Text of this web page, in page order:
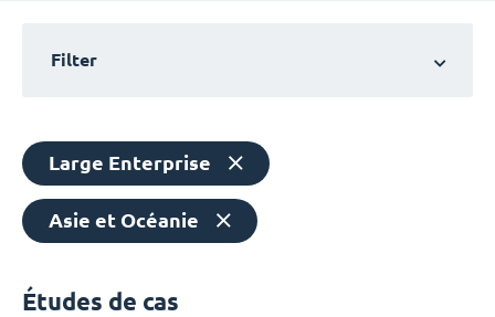
Filter
Large Enterprise
Asie et Océanie
Études de cas